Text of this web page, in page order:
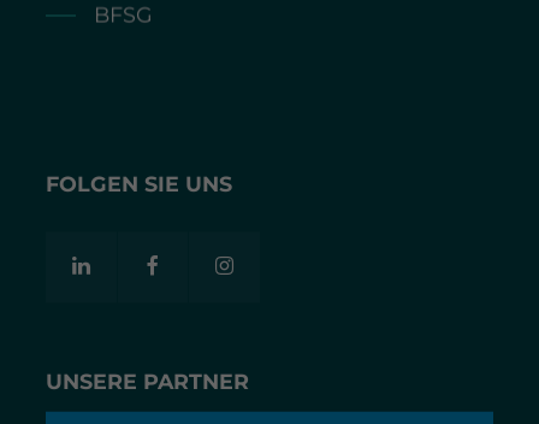
BFSG
FOLGEN SIE UNS
UNSERE PARTNER